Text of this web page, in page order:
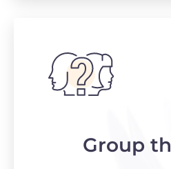
Group